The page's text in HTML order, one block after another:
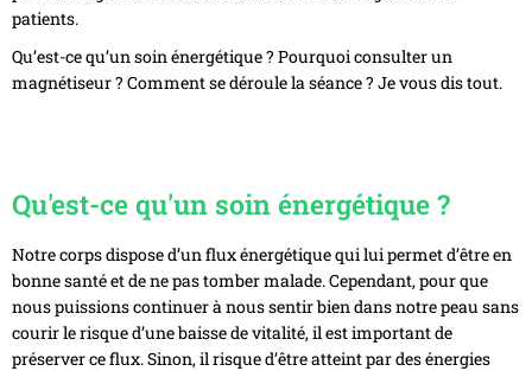
O
patients.
Qu’est-ce qu’un soin énergétique ? Pourquoi consulter un
magnétiseur ? Comment se déroule la séance ? Je vous dis tout.
Qu'est-ce qu'un soin énergétique ?
Notre corps dispose d’un flux énergétique qui lui permet d’être en
bonne santé et de ne pas tomber malade. Cependant, pour que
nous puissions continuer à nous sentir bien dans notre peau sans
courir le risque d’une baisse de vitalité, il est important de
préserver ce flux. Sinon, il risque d’être atteint par des énergies